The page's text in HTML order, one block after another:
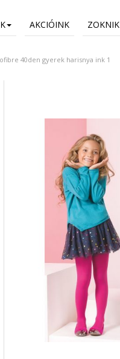
AKCIÓINK ZOKNIK
40den gyerek harisnya ink 1